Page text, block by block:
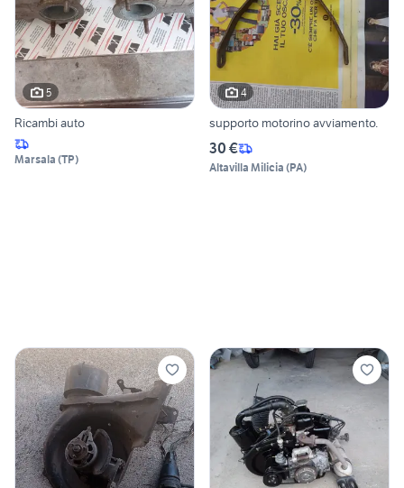
5
Ricambi auto
Marsala (TP)
4
supporto motorino avviamento.
30 €
Altavilla Milicia (PA)